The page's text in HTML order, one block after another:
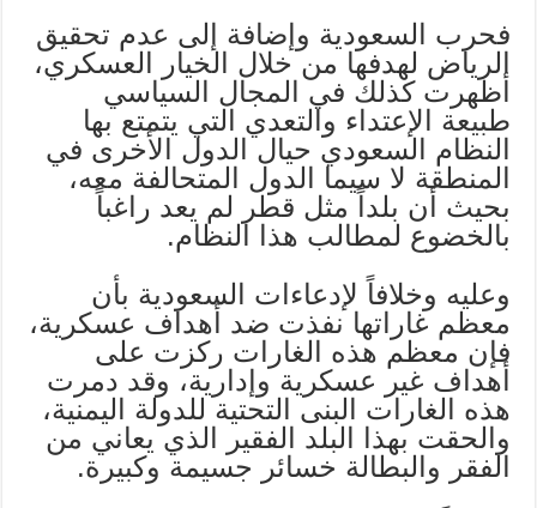
فحرب السعودية وإضافة إلى عدم تحقيق
الرياض لهدفها من خلال الخيار العسكري،
أظهرت كذلك في المجال السياسي
طبيعة الإعتداء والتعدي التي يتمتع بها
النظام السعودي حيال الدول الأخرى في
المنطقة لا سيما الدول المتحالفة معه،
بحيث أن بلداً مثل قطر لم يعد راغباً
بالخضوع لمطالب هذا النظام.
وعليه وخلافاً لإدعاءات السعودية بأن
معظم غاراتها نفذت ضد أهداف عسكرية،
فإن معظم هذه الغارات ركزت على
أهداف غير عسكرية وإدارية، وقد دمرت
هذه الغارات البنى التحتية للدولة اليمنية،
والحقت بهذا البلد الفقير الذي يعاني من
الفقر والبطالة خسائر جسيمة وكبيرة.